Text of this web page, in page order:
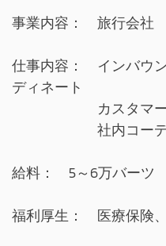
事業内容： 旅行会社
仕事内容： インバウ
ディネート
カスタマーサー
社内コーディ
給料： 5～6万バーツ
福利厚生： 医療保険